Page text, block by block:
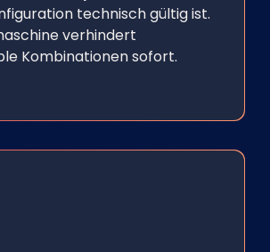
technisch gültig ist.
verhindert
Kombinationen sofort.